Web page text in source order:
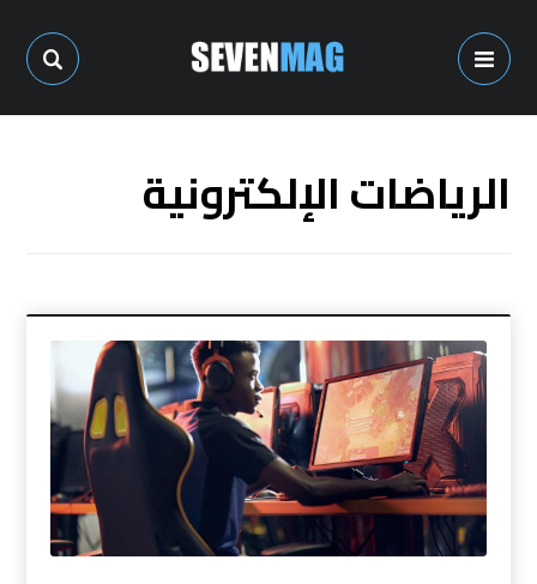
الرياضات الإلكترونية